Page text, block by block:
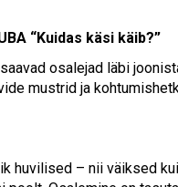
“Kuidas käsi käib?”
osalejad läbi
mustrid ja
huvilised – nii väiksed